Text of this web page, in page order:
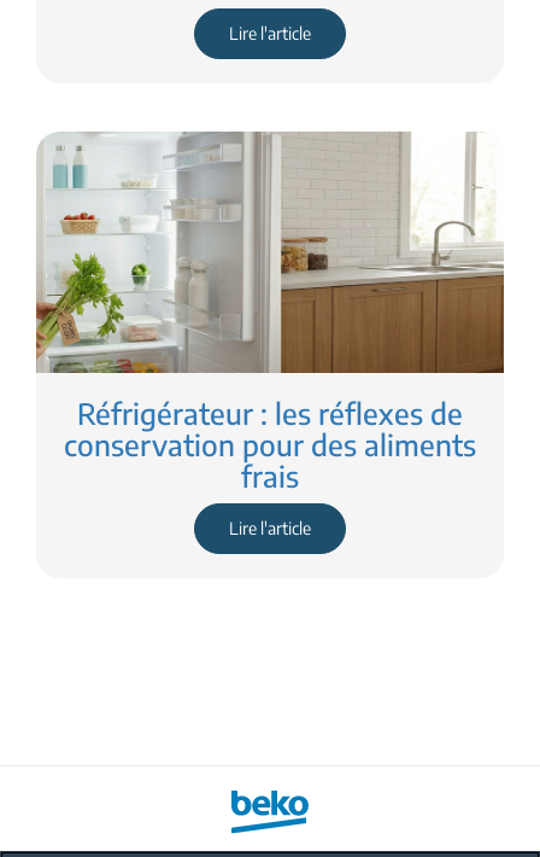
Lire l'article
Réfrigérateur : les réflexes de
conservation pour des aliments
frais
Lire l'article